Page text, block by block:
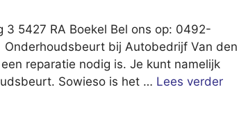
3 5427 RA Boekel Bel ons op: 0492-
bij Autobedrijf Van den
reparatie nodig is. Je kunt namelijk
Sowieso is het … Lees verder